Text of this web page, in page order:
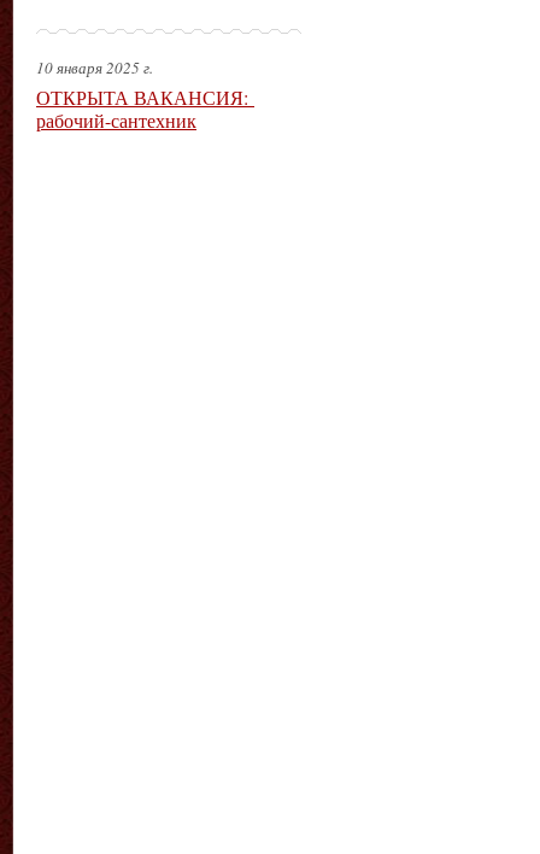
10 января 2025 г.
ОТКРЫТА ВАКАНСИЯ:
рабочий-сантехник